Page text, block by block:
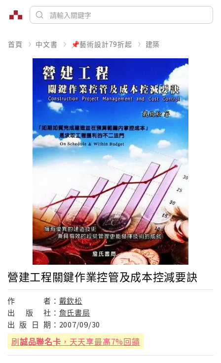
首頁 中文書 📌藝術設計79折起 建築
營建工程關鍵作業控管及成本控減要訣
作 者： 戴欽松
出
版 社： 詹氏書局
出 版 日 期： 2007/09/30
刷誠品聯名卡 ，天天享最高7%回饋